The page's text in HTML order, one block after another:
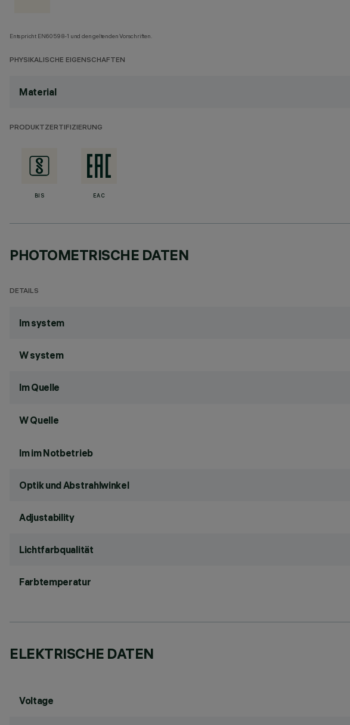
Entspricht EN60598-1 und den geltenden Vorschriften.
PHYSIKALISCHE EIGENSCHAFTEN
Material
PRODUKTZERTIFIZIERUNG
BIS EAC
PHOTOMETRISCHE DATEN
DETAILS
lm system
W system
lm Quelle
W Quelle
lm im Notbetrieb
Optik und Abstrahlwinkel
Adjustability
Lichtfarbqualität
Farbtemperatur
ELEKTRISCHE DATEN
Voltage